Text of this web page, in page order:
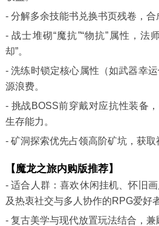
- 分解多余技能书兑换书页残卷，合
- 战士堆砌“魔抗”“物抗”属性，法
却”。
- 洗练时锁定核心属性（如武器幸
源浪费。
- 挑战BOSS前穿戴对应抗性装备
生存能力。
- 矿洞探索优先占领高阶矿坑，获取
【魔龙之旅内购版推荐】
- 适合人群：喜欢休闲挂机、怀旧
及热衷社交与多人协作的RPG爱好者
- 复古美学与现代放置玩法结合，兼